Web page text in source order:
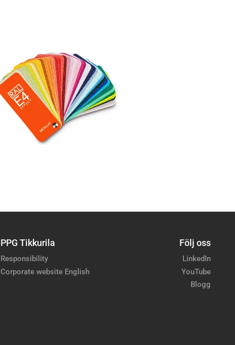
PPG Tikkurila
Responsibility
Corporate website English
Följ oss
LinkedIn
YouTube
Blogg